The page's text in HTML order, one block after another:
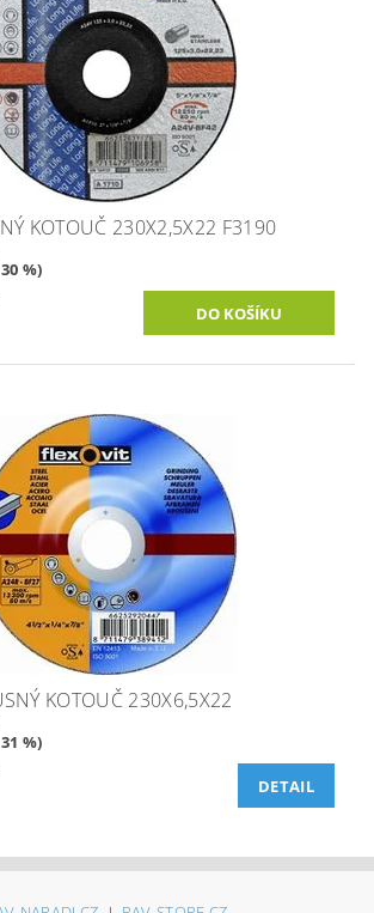
KOTOUČ 230X2,5X22 F3190
%)
KOTOUČ 230X6,5X22
%)
DETAIL